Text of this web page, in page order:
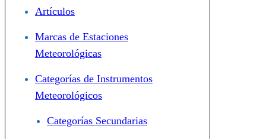
Artículos
Marcas de Estaciones
Meteorológicas
Categorías de Instrumentos
Meteorológicos
Categorías Secundarias